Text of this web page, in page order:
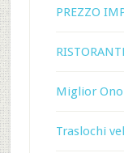
PREZZO
Miglior
Traslochi